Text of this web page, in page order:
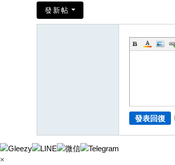
發新帖
發表回復
×